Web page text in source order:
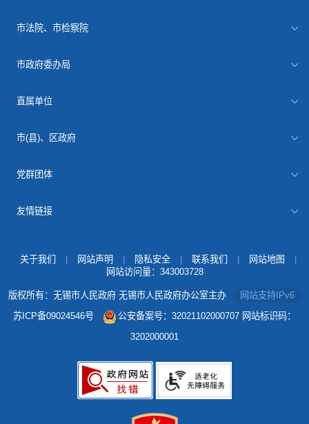
市法院、市检察院
市政府委办局
直属单位
市(县)、区政府
党群团体
友情链接
关于我们 网站声明 隐私安全 联系我们 网站地图
网站访问量： 343003728
版权所有：无锡市人民政府 无锡市人民政府办公室主办
网站支持IPv6
苏ICP备09024546号
公安备案号：32021102000707 网站标识码：
3202000001